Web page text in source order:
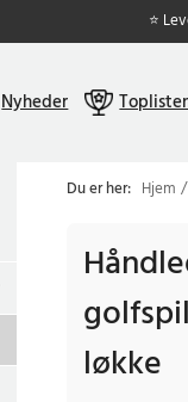
⭐
Nyheder
Du er her: Hjem
løkke